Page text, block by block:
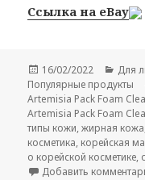
Ссылка на eBay
Опубликовано
16/02/2022 Для
Популярные продукты
Artemisia Pack Foam
Artemisia Pack Foam
типы кожи,жирная кожа
косметика, корейская
о корейской косметике,
Добавить